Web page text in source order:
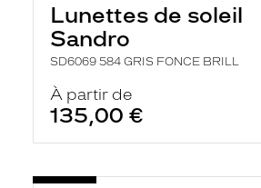
Lunettes de soleil
Sandro
SD6069 584 GRIS FONCE BRILL
À partir de
135,00 €